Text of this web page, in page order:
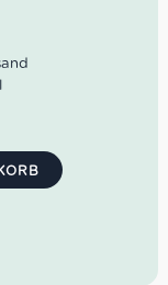
gegrilltem